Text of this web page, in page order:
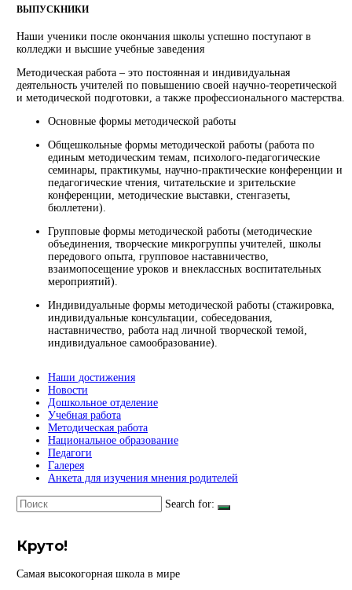
ВЫПУСКНИКИ
Наши ученики после окончания школы успешно поступают в
колледжи и высшие учебные заведения
Методическая работа – это постоянная и индивидуальная
деятельность учителей по повышению своей научно-теоретической
и методической подготовки, а также профессионального мастерства.
Основные формы методической работы
Общешкольные формы методической работы (работа по
единым методическим темам, психолого-педагогические
семинары, практикумы, научно-практические конференции и
педагогические чтения, читательские и зрительские
конференции, методические выставки, стенгазеты,
бюллетени).
Групповые формы методической работы (методические
объединения, творческие микрогруппы учителей, школы
передового опыта, групповое наставничество,
взаимопосещение уроков и внеклассных воспитательных
мероприятий).
Индивидуальные формы методической работы (стажировка,
индивидуальные консультации, собеседования,
наставничество, работа над личной творческой темой,
индивидуальное самообразование).
Наши достижения
Новости
Дошкольное отделение
Учебная работа
Методическая работа
Национальное образование
Педагоги
Галерея
Анкета для изучения мнения родителей
Search for:
Круто!
Самая высокогорная школа в мире